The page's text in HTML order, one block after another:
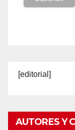
[editorial]
AUTORES Y